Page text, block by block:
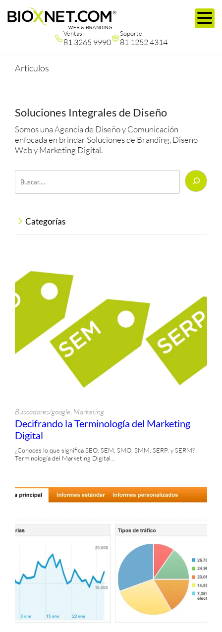
Ventas
81 3265 9990
Soporte
81 1252 4314
Artículos
Soluciones Integrales de Diseño
Somos una Agencia de Diseño y Comunicación
enfocada en brindar Soluciones de Branding, Diseño
Web y Marketing Digital.
Buscar
Categorías
Buscadores/google
Diseño
Diseño Web
Dominios
Email
Emprendimiento
Marketing
Presencia web
Recursos de Diseño
Seguridad
Testimonios
Ventas
Buscadores/google Marketing
Decifrando la Terminología del Marketing
Digital
¿Conoces lo que significa SEO, SEM, SMO, SMM, SERP, y SERM?
Terminología del Marketing Digital…